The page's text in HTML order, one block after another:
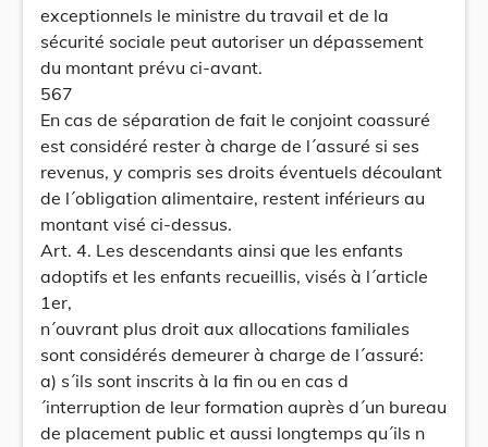
exceptionnels le ministre du travail et de la
sécurité sociale peut autoriser un dépassement
du montant prévu ci-avant.
567
En cas de séparation de fait le conjoint coassuré
est considéré rester à charge de l´assuré si ses
revenus, y compris ses droits éventuels découlant
de l´obligation alimentaire, restent inférieurs au
montant visé ci-dessus.
Art. 4. Les descendants ainsi que les enfants
adoptifs et les enfants recueillis, visés à l´article
1er,
n´ouvrant plus droit aux allocations familiales
sont considérés demeurer à charge de l´assuré:
a) s´ils sont inscrits à la fin ou en cas d
´interruption de leur formation auprès d´un bureau
de placement public et aussi longtemps qu´ils n